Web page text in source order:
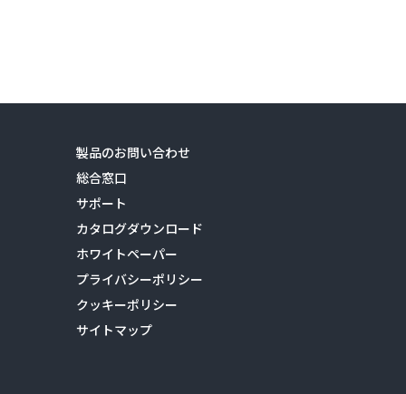
製品のお問い合わせ
総合窓口
サポート
カタログダウンロード
ホワイトペーパー
プライバシーポリシー
クッキーポリシー
サイトマップ